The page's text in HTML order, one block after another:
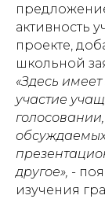
активность
проекте,
школьной
«Здесь
участие
другое», -
изучения